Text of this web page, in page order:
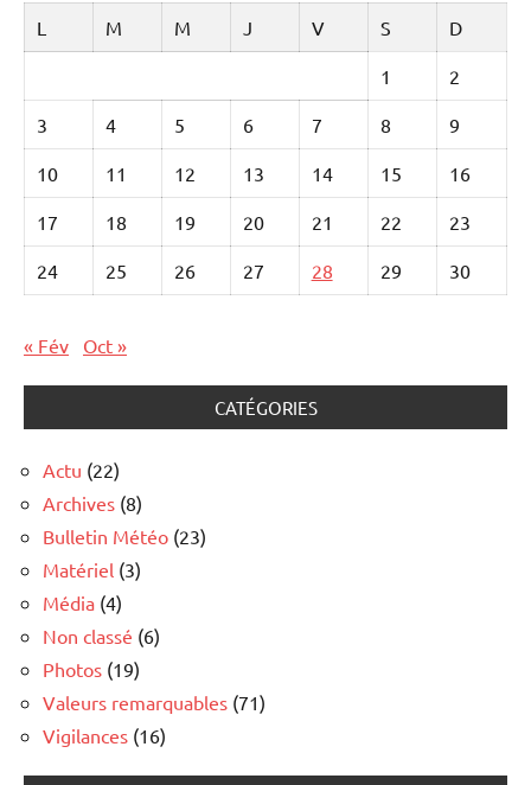
L
M M J V S D
1 2
3 4 5 6 7 8 9
10 11 12 13 14 15 16
17 18 19 20 21 22 23
24 25 26 27 28 29 30
« Fév Oct »
CATÉGORIES
Actu (22)
Archives (8)
Bulletin Météo (23)
Matériel (3)
Média (4)
Non classé (6)
Photos (19)
Valeurs remarquables (71)
Vigilances (16)